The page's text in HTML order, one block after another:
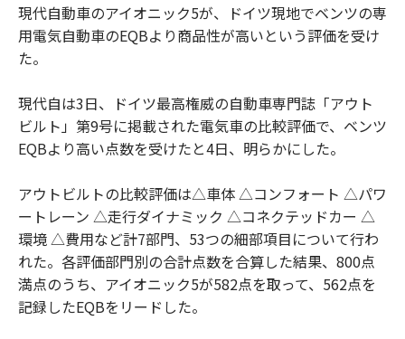
現代自動車のアイオニック5が、ドイツ現地でベンツの専
用電気自動車のEQBより商品性が高いという評価を受け
た。
現代自は3日、ドイツ最高権威の自動車専門誌「アウト
ビルト」第9号に掲載された電気車の比較評価で、ベンツ
EQBより高い点数を受けたと4日、明らかにした。
アウトビルトの比較評価は△車体 △コンフォート △パワ
ートレーン △走行ダイナミック △コネクテッドカー △
環境 △費用など計7部門、53つの細部項目について行わ
れた。各評価部門別の合計点数を合算した結果、800点
満点のうち、アイオニック5が582点を取って、562点を
記録したEQBをリードした。